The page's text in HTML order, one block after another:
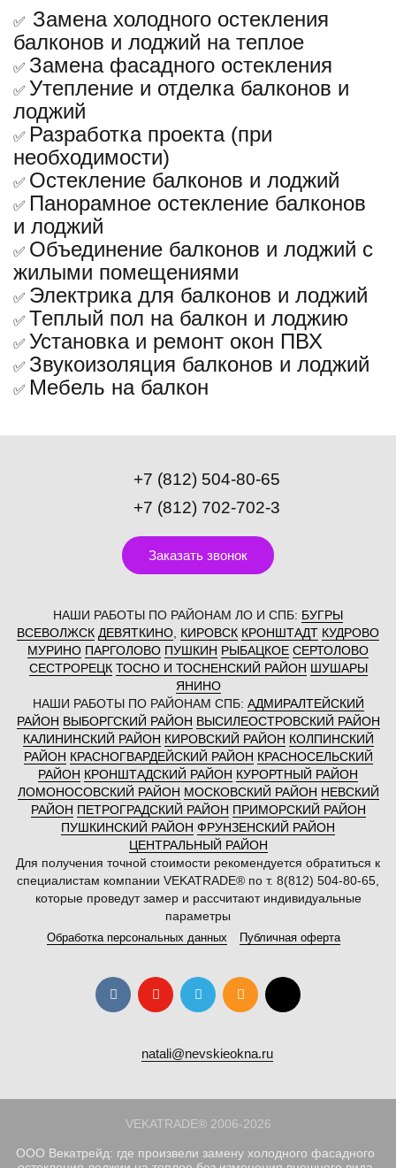
✅ Замена холодного остекления
балконов и лоджий на теплое
✅ Замена фасадного остекления
✅ Утепление и отделка балконов и
лоджий
✅ Разработка проекта (при
необходимости)
✅ Остекление балконов и лоджий
✅ Панорамное остекление балконов
и лоджий
✅ Объединение балконов и лоджий с
жилыми помещениями
✅ Электрика для балконов и лоджий
✅ Теплый пол на балкон и лоджию
✅ Установка и ремонт окон ПВХ
✅ Звукоизоляция балконов и лоджий
✅ Мебель на балкон
+7 (812) 504-80-65
+7 (812) 702-702-3
Заказать звонок
НАШИ РАБОТЫ ПО РАЙОНАМ ЛО И СПБ: БУГРЫ
ВСЕВОЛЖСК ДЕВЯТКИНО КИРОВСК КРОНШТАДТ КУДРОВО
МУРИНО ПАРГОЛОВО ПУШКИН РЫБАЦКОЕ СЕРТОЛОВО
СЕСТРОРЕЦК ТОСНО И ТОСНЕНСКИЙ РАЙОН ШУШАРЫ
ЯНИНО
НАШИ РАБОТЫ ПО РАЙОНАМ СПБ: АДМИРАЛТЕЙСКИЙ
РАЙОН ВЫБОРГСКИЙ РАЙОН ВЫСИЛЕОСТРОВСКИЙ РАЙОН
КАЛИНИНСКИЙ РАЙОН КИРОВСКИЙ РАЙОН КОЛПИНСКИЙ
РАЙОН КРАСНОГВАРДЕЙСКИЙ РАЙОН КРАСНОСЕЛЬСКИЙ
РАЙОН КРОНШТАДСКИЙ РАЙОН КУРОРТНЫЙ РАЙОН
ЛОМОНОСОВСКИЙ РАЙОН МОСКОВСКИЙ РАЙОН НЕВСКИЙ
РАЙОН ПЕТРОГРАДСКИЙ РАЙОН ПРИМОРСКИЙ РАЙОН
ПУШКИНСКИЙ РАЙОН ФРУНЗЕНСКИЙ РАЙОН
ЦЕНТРАЛЬНЫЙ РАЙОН
Для получения точной стоимости рекомендуется обратиться к
специалистам компании VEKATRADE® по т. 8(812) 504-80-65,
которые проведут замер и рассчитают индивидуальные
параметры
Обработка персональных данных Публичная оферта
natali@nevskieokna.ru
VEKATRADE® 2006-2026
ООО Векатрейд: где произвели замену холодного фасадного